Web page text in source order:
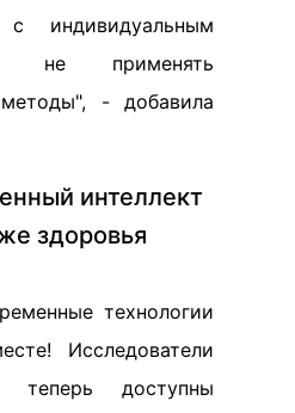
с индивидуальным
не применять
- добавила
интеллект
здоровья
технологии
Исследователи
теперь доступны